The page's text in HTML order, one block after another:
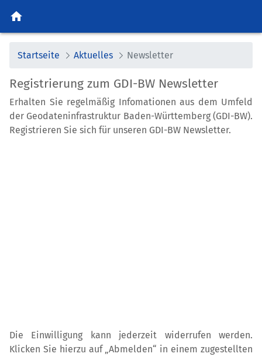
home
Startseite Aktuelles Newsletter
Registrierung zum GDI-BW Newsletter
Erhalten Sie regelmäßig Infomationen aus dem Umfeld
der Geodateninfrastruktur Baden-Württemberg (GDI-BW).
Registrieren Sie sich für unseren GDI-BW Newsletter.
Die Einwilligung kann jederzeit widerrufen werden.
Klicken Sie hierzu auf „Abmelden“ in einem zugestellten